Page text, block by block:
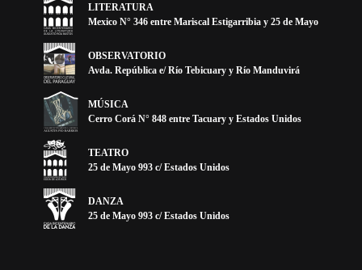
LITERATURA
Mexico N° 346 entre Mariscal Estigarribia y 25 de Mayo
OBSERVATORIO
Avda. República e/ Río Tebicuary y Río Manduvirá
MÚSICA
Cerro Corá N° 848 entre Tacuary y Estados Unidos
TEATRO
25 de Mayo 993 c/ Estados Unidos
DANZA
25 de Mayo 993 c/ Estados Unidos